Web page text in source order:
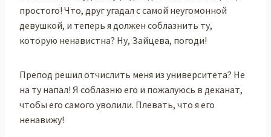
простого! Что, друг угадал с самой неугомонной
девушкой, и теперь я должен соблазнить ту,
которую ненавистна? Ну, Зайцева, погоди!
Препод решил отчислить меня из университета? Не
на ту напал! Я соблазню его и пожалуюсь в деканат,
чтобы его самого уволили. Плевать, что я его
ненавижу!